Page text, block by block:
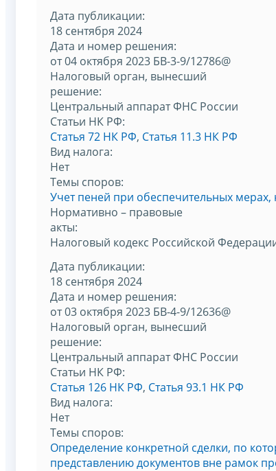
Дата публикации:
18 сентября 2024
Дата и номер решения:
от 04 октября 2023 БВ-3-9/12786@
Налоговый орган, вынесший
решение:
Центральный аппарат ФНС России
Статьи НК РФ:
Статья 72 НК РФ, Статья 11.3 НК РФ
Вид налога:
Нет
Темы споров:
Учет пеней при обеспечительных
Нормативно – правовые
акты:
Налоговый кодекс Российской
Дата публикации:
18 сентября 2024
Дата и номер решения:
от 03 октября 2023 БВ-4-9/12636@
Налоговый орган, вынесший
решение:
Центральный аппарат ФНС России
Статьи НК РФ:
Статья 126 НК РФ, Статья 93.1 НК РФ
Вид налога:
Нет
Темы споров:
Определение конкретной сделки, по
представлению документов вне рамок